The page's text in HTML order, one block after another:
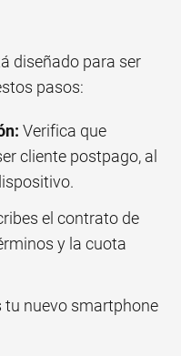
diseñado para ser
pasos:
Verifica que
cliente postpago, al
el contrato de
y la cuota
tu nuevo smartphone